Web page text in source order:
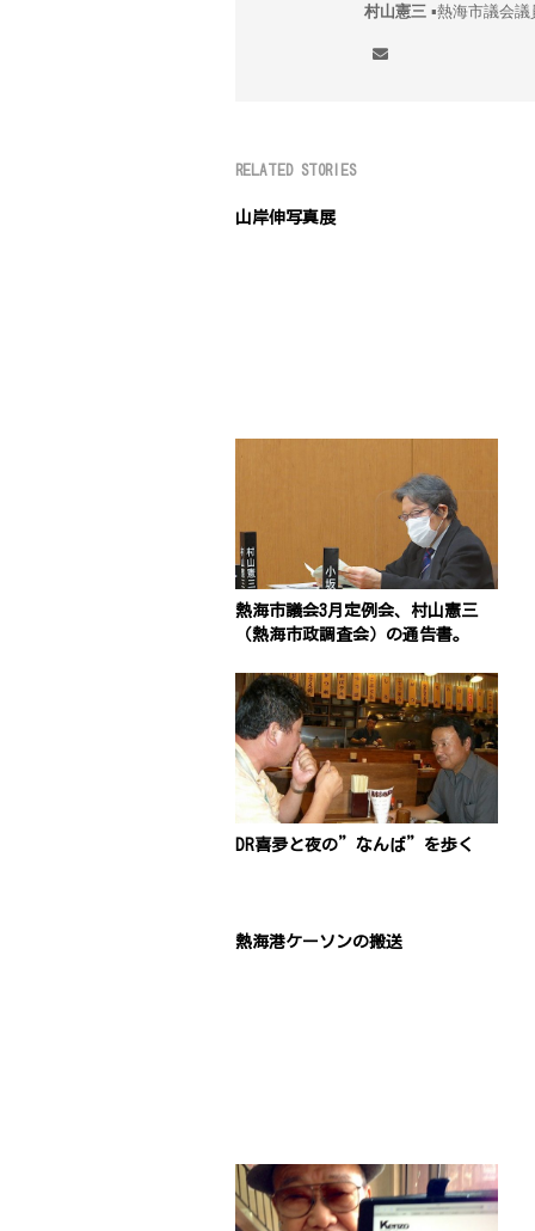
村山憲三 ▪︎熱海市議
RELATED STORIES
山岸伸写真展
熱海市議会3月定例会、村山憲三
（熱海市政調査会）の通告書。
DR喜夛と夜の”なんば”を歩く
熱海港ケーソンの搬送